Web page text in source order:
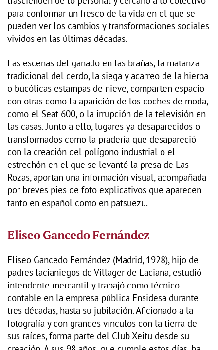
para conformar un fresco de la vida en el que se
pueden ver los cambios y transformaciones sociales
vividos en las últimas décadas.
Las escenas del ganado en las brañas, la matanza
tradicional del cerdo, la siega y acarreo de la hierba
o bucólicas estampas de nieve, comparten espacio
con otras como la aparición de los coches de moda,
como el Seat 600, o la irrupción de la televisión en
las casas. Junto a ello, lugares ya desaparecidos o
transformados como la pradería que desapareció
con la creación del polígono industrial o el
estrechón en el que se levantó la presa de Las
Rozas, aportan una información visual, acompañada
por breves pies de foto explicativos que aparecen
tanto en español como en patsuezu.
Eliseo Gancedo Fernández
Eliseo Gancedo Fernández (Madrid, 1928), hijo de
padres lacianiegos de Villager de Laciana, estudió
intendente mercantil y trabajó como técnico
contable en la empresa pública Ensidesa durante
tres décadas, hasta su jubilación. Aficionado a la
fotografía y con grandes vínculos con la tierra de
sus raíces, forma parte del Club Xeitu desde su